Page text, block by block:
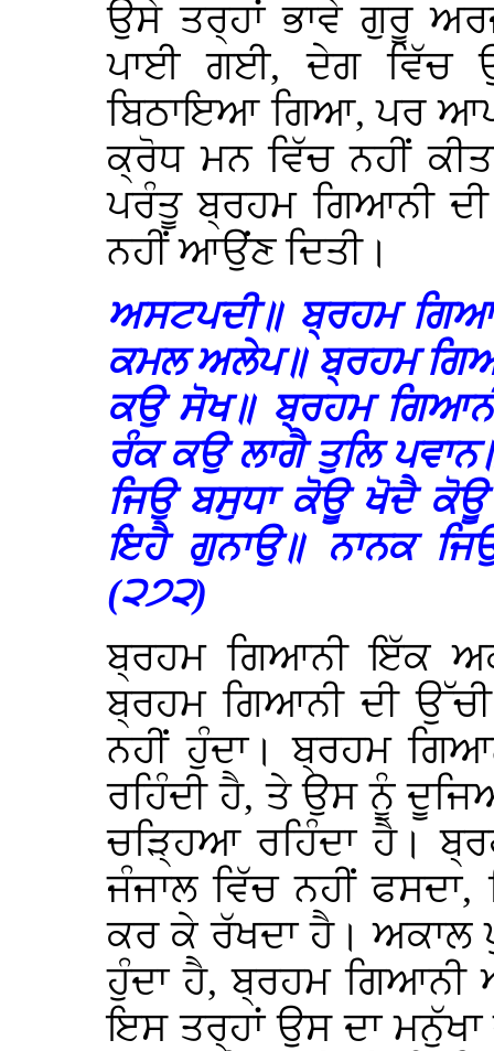
ਉਸੇ ਤਰ੍ਹਾਂ ਭਾਵੇ ਗੁਰੂ
ਪਾਈ ਗਈ, ਦੇਗ ਵਿੱਚ
ਬਿਠਾਇਆ ਗਿਆ, ਪਰ ਆਪ
ਕ੍ਰੋਧ ਮਨ ਵਿੱਚ ਨਹੀਂ
ਪਰੰਤੂ ਬ੍ਰਹਮ ਗਿਆਨੀ
ਨਹੀਂ ਆਉਂਣ ਦਿਤੀ।
ਅਸਟਪਦੀ॥ ਬ੍ਰਹਮ
ਕਮਲ ਅਲੇਪ॥ ਬ੍ਰਹਮ
ਕਉ ਸੋਖ॥ ਬ੍ਰਹਮ
ਰੰਕ ਕਉ ਲਾਗੈ ਤੁਲਿ
ਜਿਉ ਬਸੁਧਾ ਕੋਊ ਖੋਦੈ
ਇਹੈ ਗੁਨਾਉ॥ ਨਾਨਕ
(੨੭੨)
ਬ੍ਰਹਮ ਗਿਆਨੀ ਇੱਕ
ਬ੍ਰਹਮ ਗਿਆਨੀ ਦੀ
ਨਹੀਂ ਹੁੰਦਾ। ਬ੍ਰਹਮ
ਰਹਿੰਦੀ ਹੈ, ਤੇ ਉਸ ਨੂੰ
ਚੜ੍ਹਿਆ ਰਹਿੰਦਾ ਹੈ।
ਜੰਜਾਲ ਵਿੱਚ ਨਹੀਂ
ਕਰ ਕੇ ਰੱਖਦਾ ਹੈ। ਅਕਾਲ
ਹੁੰਦਾ ਹੈ, ਬ੍ਰਹਮ ਗਿਆਨੀ
ਇਸ ਤਰ੍ਹਾਂ ਉਸ ਦਾ